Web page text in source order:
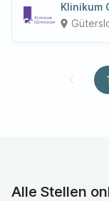
Klinikum
place
1
Alle Stellen